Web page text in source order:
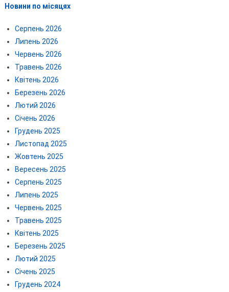
Новини по місяцях
Серпень 2026
Липень 2026
Червень 2026
Травень 2026
Квітень 2026
Березень 2026
Лютий 2026
Січень 2026
Грудень 2025
Листопад 2025
Жовтень 2025
Вересень 2025
Серпень 2025
Липень 2025
Червень 2025
Травень 2025
Квітень 2025
Березень 2025
Лютий 2025
Січень 2025
Грудень 2024